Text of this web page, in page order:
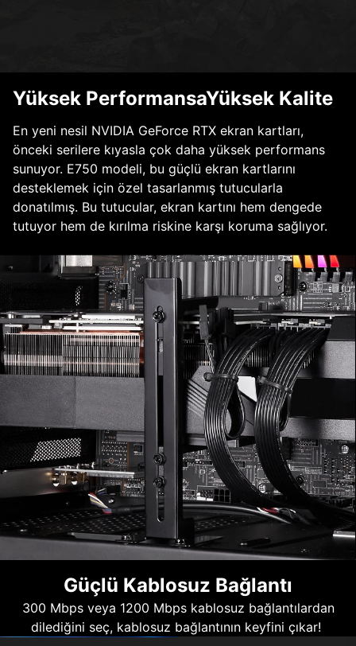
Yüksek PerformansaYüksek Kalite
En yeni nesil NVIDIA GeForce RTX ekran kartları,
önceki serilere kıyasla çok daha yüksek performans
sunuyor. E750 modeli, bu güçlü ekran kartlarını
desteklemek için özel tasarlanmış tutucularla
donatılmış. Bu tutucular, ekran kartını hem dengede
tutuyor hem de kırılma riskine karşı koruma sağlıyor.
Güçlü Kablosuz Bağlantı
300 Mbps veya 1200 Mbps kablosuz bağlantılardan
dilediğini seç, kablosuz bağlantının keyfini çıkar!